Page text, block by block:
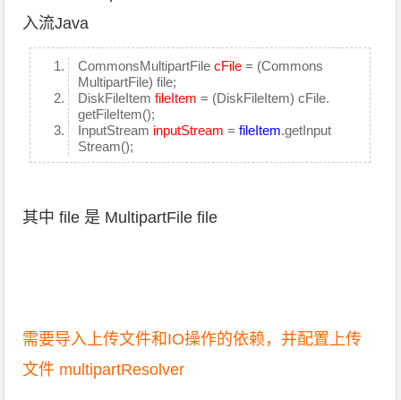
入流Java
CommonsMultipartFilecFile = (Commons
MultipartFile) file;
DiskFileItemfileItem = (DiskFileItem) cFile.
getFileItem();
InputStream inputStream =fileItem.getInput
Stream();
其中 file 是 MultipartFile file
需要导入上传文件和IO操作的依赖，并配置上传
文件 multipartResolver